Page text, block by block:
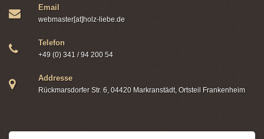
Email
webmaster[at]holz-liebe.de
Telefon
+49 (0) 341 / 94 200 54
Addresse
Rückmarsdorfer Str. 6, 04420 Markranstädt, Ortsteil Frankenheim